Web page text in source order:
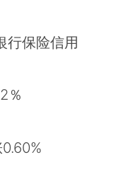
行保险信用
％